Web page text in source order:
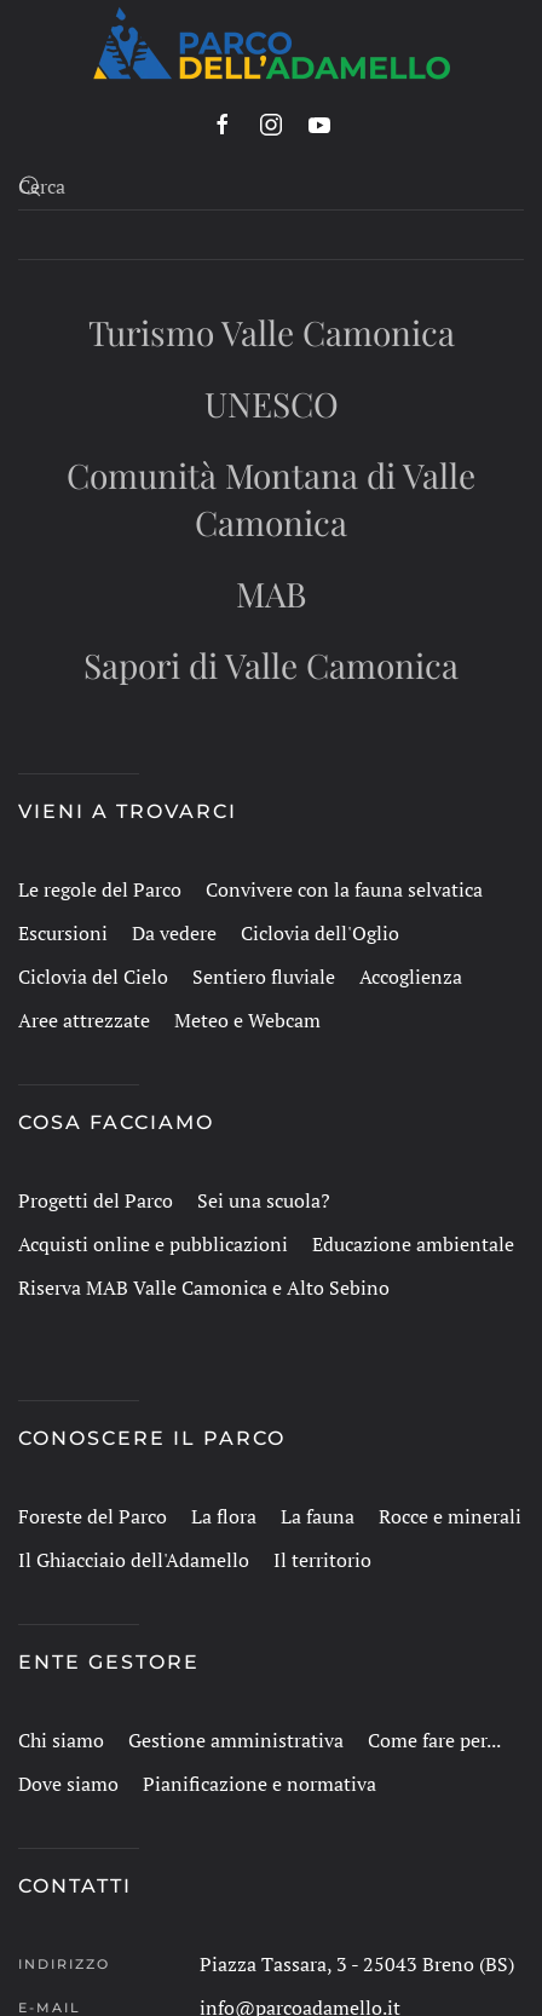
Turismo Valle Camonica
UNESCO
Comunità Montana di Valle
Camonica
MAB
Sapori di Valle Camonica
VIENI A TROVARCI
Le regole del Parco
Convivere con la fauna selvatica
Escursioni
Da vedere
Ciclovia dell'Oglio
Ciclovia del Cielo
Sentiero fluviale
Accoglienza
Aree attrezzate
Meteo e Webcam
COSA FACCIAMO
Progetti del Parco
Sei una scuola?
Acquisti online e pubblicazioni
Educazione ambientale
Riserva MAB Valle Camonica e Alto Sebino
CONOSCERE IL PARCO
Foreste del Parco La flora La fauna
Rocce e minerali
Il Ghiacciaio dell'Adamello
Il territorio
ENTE GESTORE
Chi siamo Gestione amministrativa
Come fare per...
Dove siamo
Pianificazione e normativa
CONTATTI
INDIRIZZO Piazza Tassara, 3 - 25043 Breno (BS)
E-MAIL info@parcoadamello.it